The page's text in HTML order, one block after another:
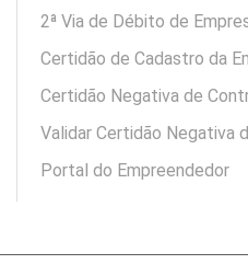
2ª Via de Débito de
Certidão de Cadastro da
Certidão Negativa de
Validar Certidão Negativa
Portal do Empreendedor